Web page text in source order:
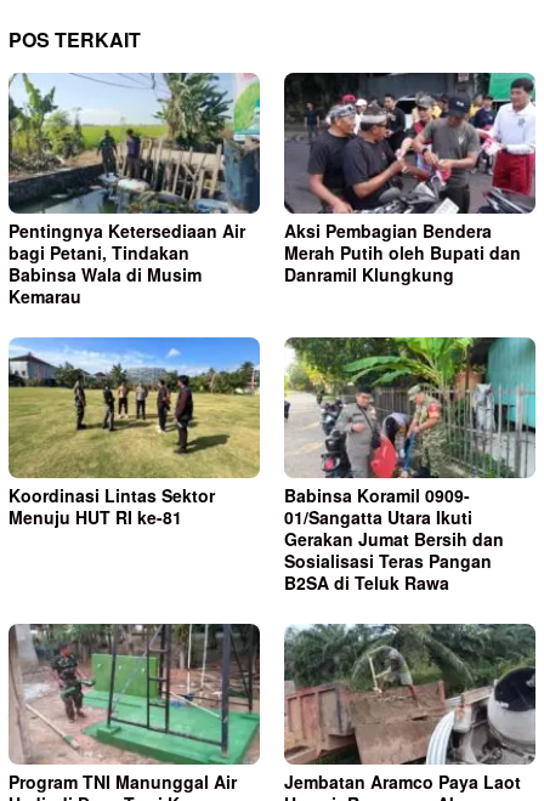
POS TERKAIT
Pentingnya Ketersediaan Air
bagi Petani, Tindakan
Babinsa Wala di Musim
Kemarau
Aksi Pembagian Bendera
Merah Putih oleh Bupati dan
Danramil Klungkung
Koordinasi Lintas Sektor
Menuju HUT RI ke-81
Babinsa Koramil 0909-
01/Sangatta Utara Ikuti
Gerakan Jumat Bersih dan
Sosialisasi Teras Pangan
B2SA di Teluk Rawa
Program TNI Manunggal Air
Jembatan Aramco Paya Laot